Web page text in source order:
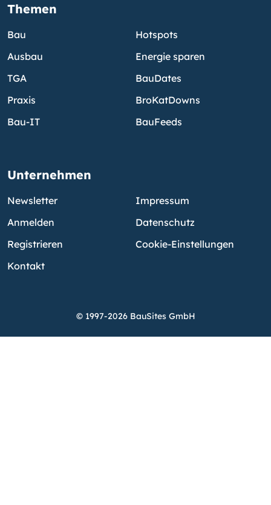
Themen
Bau
Ausbau
TGA
Praxis
Bau-IT
Hotspots
Energie sparen
BauDates
BroKatDowns
BauFeeds
Unternehmen
Newsletter
Anmelden
Registrieren
Kontakt
Impressum
Datenschutz
Cookie-Einstellungen
© 1997-2026 BauSites GmbH